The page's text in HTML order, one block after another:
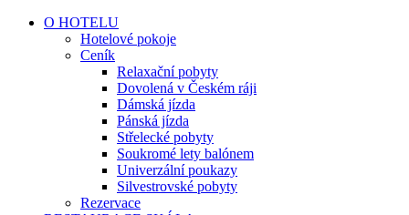
O HOTELU
Hotelové pokoje
Ceník
Relaxační pobyty
Dovolená v Českém ráji
Dámská jízda
Pánská jízda
Střelecké pobyty
Soukromé lety balónem
Univerzální poukazy
Silvestrovské pobyty
Rezervace